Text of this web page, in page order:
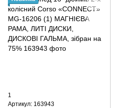
1
Артикул: 163943